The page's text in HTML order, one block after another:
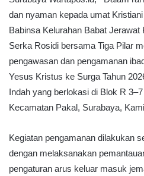
dan nyaman kepada umat
Babinsa Kelurahan Babat Jerawat
Serka Rosidi bersama Tiga Pilar
pengawasan dan pengamanan
Yesus Kristus ke Surga Tahun
Indah yang berlokasi di Blok R
Kecamatan Pakal, Surabaya,
Kegiatan pengamanan dilakukan
dengan melaksanakan
pengaturan arus keluar masuk